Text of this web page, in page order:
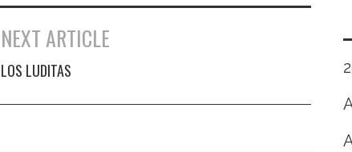
NEXT ARTICLE
LOS LUDITAS